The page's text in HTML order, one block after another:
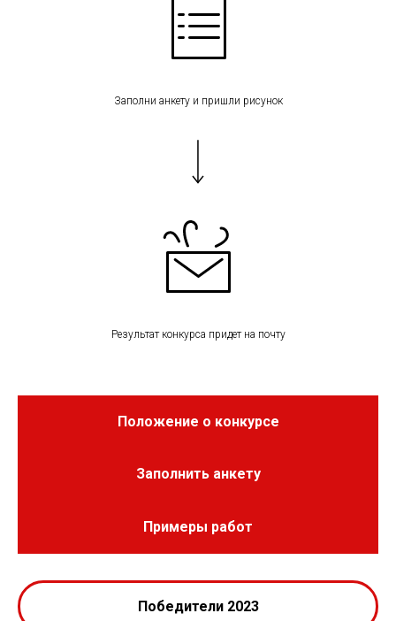
Заполни анкету и пришли рисунок
Результат конкурса придет на почту
Положение о конкурсе
Заполнить анкету
Примеры работ
Победители 2023